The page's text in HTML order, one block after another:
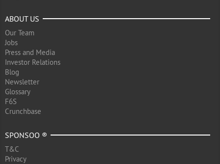
ABOUT US
Our Team
Jobs
Press and Media
Investor Relations
Blog
Newsletter
Glossary
F6S
Crunchbase
SPONSOO ®
T&C
Privacy